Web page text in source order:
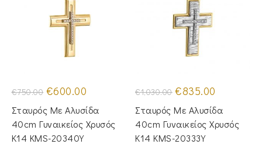
€750.00 Original
price
was:
€750.00.
€600.00
τιμή
είναι:
€600.00.
Σταυρός Με Αλυσίδα
40cm Γυναικείος Χρυσός
Κ14 KMS-20340Y
€1,030.00 Original
price
was:
€1,030.00.
€835.00
τιμή
είναι:
€835.00.
Σταυρός Mε Aλυσίδα
40cm Γυναικείος Χρυσός
Κ14 KMS-20333Y